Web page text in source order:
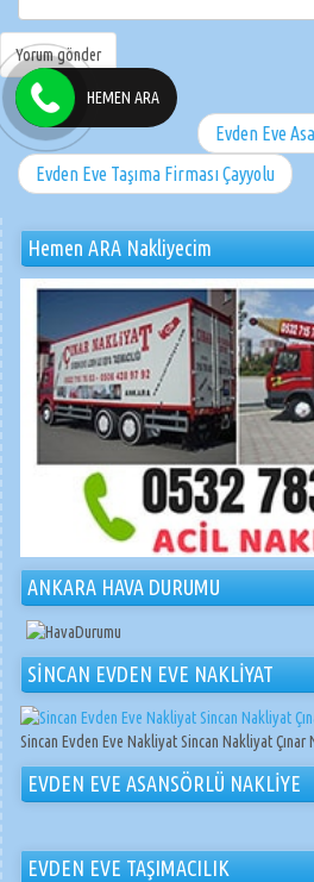
Evden Eve
Evden Eve Taşıma Firması Çayyolu
Hemen ARA Nakliyecim
ANKARA HAVA DURUMU
SİNCAN EVDEN EVE NAKLİYAT
Sincan Evden Eve Nakliyat Sincan Nakliyat Çınar
EVDEN EVE ASANSÖRLÜ NAKLİYE
EVDEN EVE TAŞIMACILIK
HEMEN ARA